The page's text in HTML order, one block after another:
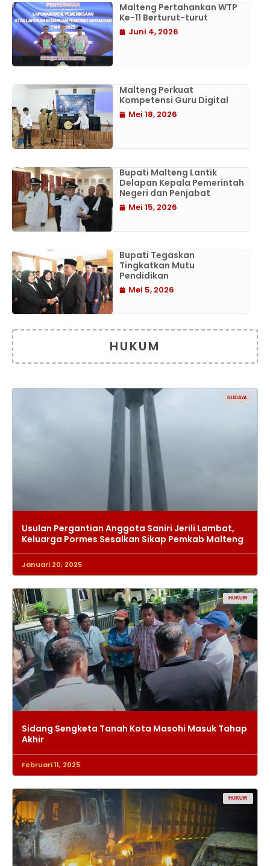
Malteng Pertahankan WTP
Ke-11 Berturut-turut
Juni 4, 2026
Malteng Perkuat
Kompetensi Guru Digital
Mei 18, 2026
Bupati Malteng Lantik
Delapan Kepala Pemerintah
Negeri dan Penjabat
Mei 15, 2026
Bupati Tegaskan
Tingkatkan Mutu
Pendidikan
Mei 5, 2026
HUKUM
BUDAYA
Usulan Pergantian Anggota Saniri Jerili Lambat,
Keluarga Pormes Sesalkan Sikap Pemkab Malteng
Januari 20, 2025
HUKUM
Sidang Sengketa Tanah Kota Masohi Masuk Tahap
Akhir
Februari 11, 2025
HUKUM